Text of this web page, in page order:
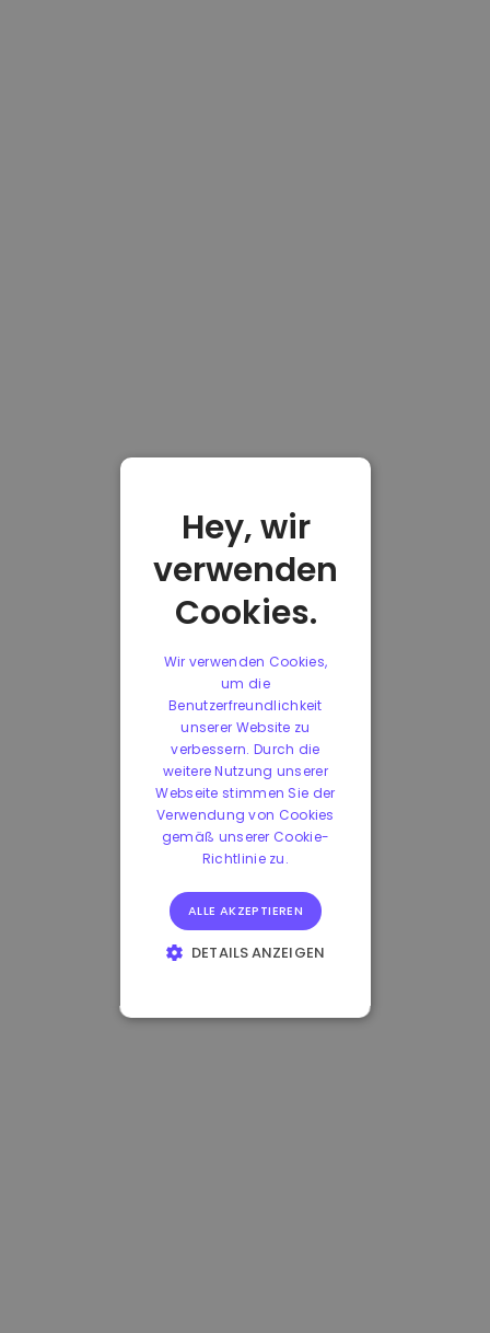
Hey, wir
verwenden
Cookies.
Wir verwenden Cookies,
um die
Benutzerfreundlichkeit
unserer Website zu
verbessern. Durch die
weitere Nutzung unserer
Webseite stimmen Sie der
Verwendung von Cookies
gemäß unserer Cookie-
Richtlinie zu.
ALLE AKZEPTIEREN
DETAILS ANZEIGEN